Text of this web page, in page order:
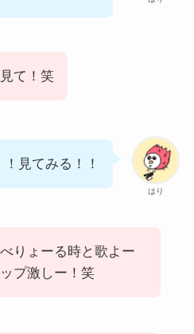
て！笑
はり
見てみる！！
りょーる時と歌よー
プ激しー！笑